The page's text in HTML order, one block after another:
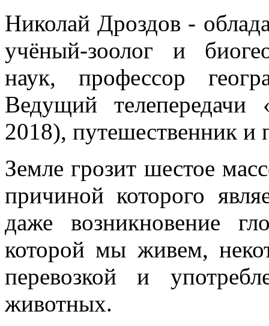
Николай Дроздов -
учёный-зоолог и
наук, профессор
Ведущий
2018), путешественник и
Земле грозит шестое
причиной которого
даже возникновение
которой мы живем,
перевозкой и
животных.